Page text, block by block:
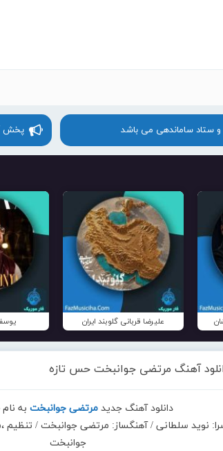
و ستاد ساماندهی می باشد پخش
علیرضا قربانی گلوبند ایران
آهنگ مرتضی جوانبخت حس تازه
دانلود آهنگ جدیدمرتضی جوانبخت به نام
سرا: نوید سلطانی / آهنگساز: مرتضی جوانبخت /
جوانبخت